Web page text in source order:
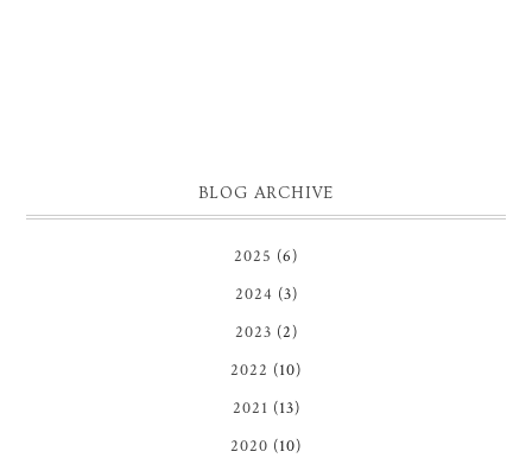
BLOG ARCHIVE
2025 (6)
2024 (3)
2023 (2)
2022 (10)
2021 (13)
2020 (10)